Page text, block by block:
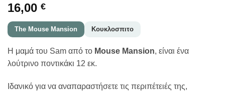
16,00 €
The Mouse Mansion Κουκλoσπιτο
Η μαμά του Sam από το Mouse Mansion, είναι ένα
λούτρινο ποντικάκι 12 εκ.
Ιδανικό για να αναπαραστήσετε τις περιπέτειές της,